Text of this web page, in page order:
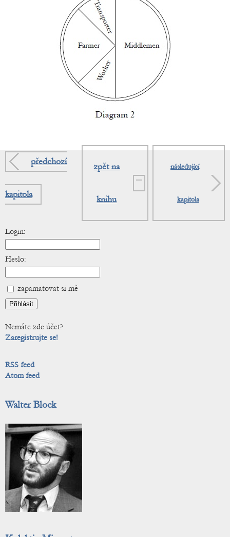
předchozí
kapitola
zpět na
knihu
následující
kapitola
Login:
Heslo:
zapamatovat si mě
Nemáte zde účet?
Zaregistrujte se!
RSS feed
Atom feed
Walter Block